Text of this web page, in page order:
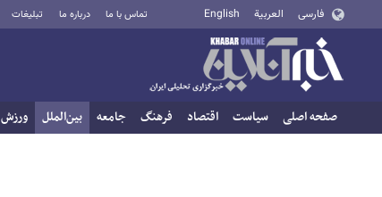
فارسی العربية English تماس با ما درباره ما تبلیغات
صفحه اصلی سیاست اقتصاد فرهنگ جامعه بین‌الملل ورزش